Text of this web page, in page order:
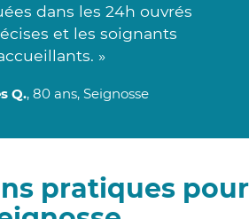
dans les 24h ouvrés
et les soignants
»
Q., 80 ans, Seignosse
pratiques pour